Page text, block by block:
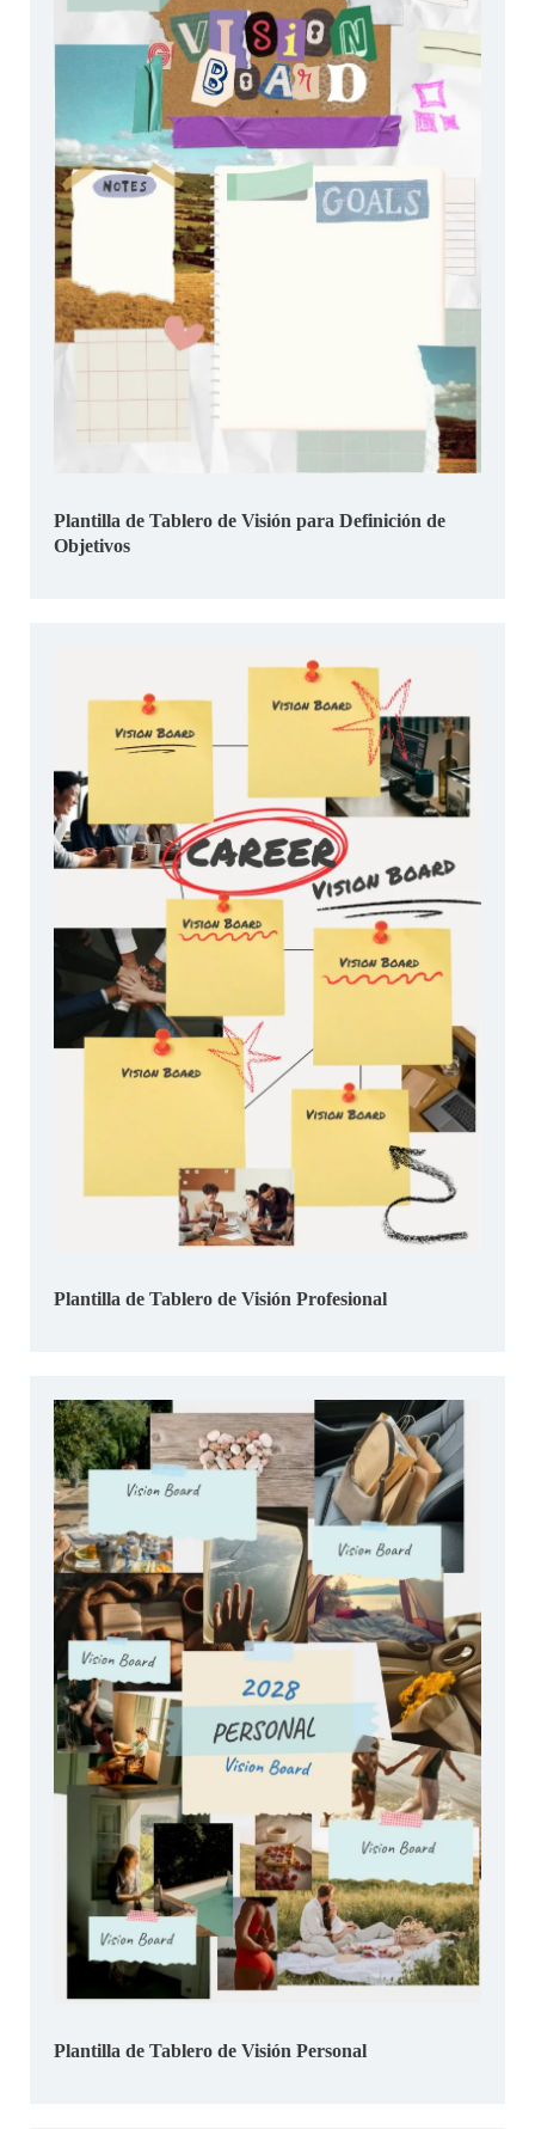
Plantilla de Tablero de Visión para Definición de
Objetivos
Plantilla de Tablero de Visión Profesional
Plantilla de Tablero de Visión Personal